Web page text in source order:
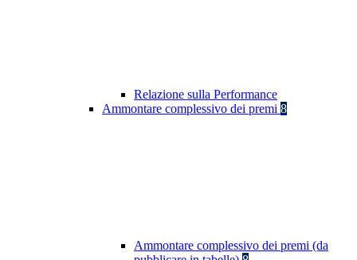
Relazione sulla Performance
Ammontare complessivo dei premi 8
Ammontare complessivo dei premi (da